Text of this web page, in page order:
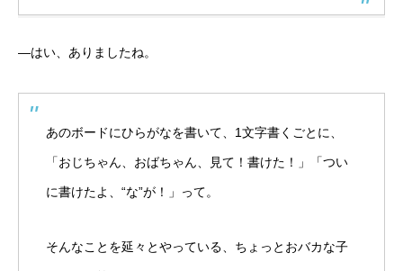
―はい、ありましたね。
あのボードにひらがなを書いて、1文字書くごとに、
「おじちゃん、おばちゃん、見て！書けた！」「つい
に書けたよ、“な”が！」って。
そんなことを延々とやっている、ちょっとおバカな子